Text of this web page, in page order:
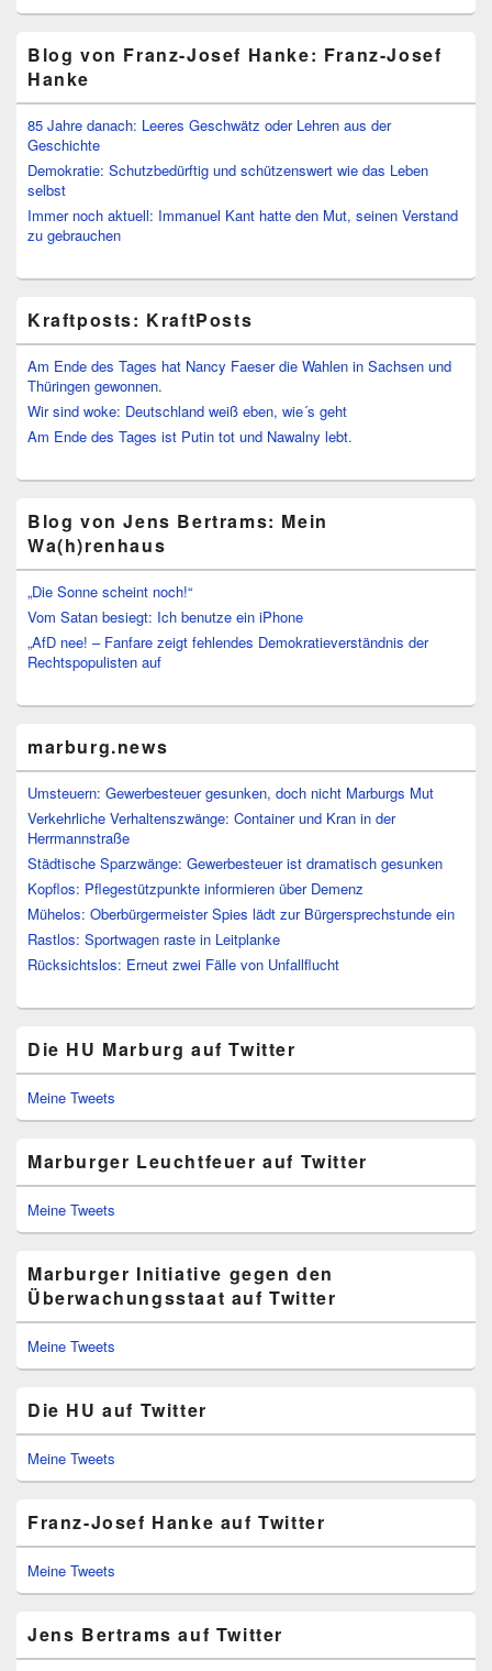
Blog von Franz-Josef Hanke: Franz-Josef
Hanke
85 Jahre danach: Leeres Geschwätz oder Lehren aus der
Geschichte
Demokratie: Schutzbedürftig und schützenswert wie das Leben
selbst
Immer noch aktuell: Immanuel Kant hatte den Mut, seinen Verstand
zu gebrauchen
Kraftposts: KraftPosts
Am Ende des Tages hat Nancy Faeser die Wahlen in Sachsen und
Thüringen gewonnen.
Wir sind woke: Deutschland weiß eben, wie´s geht
Am Ende des Tages ist Putin tot und Nawalny lebt.
Blog von Jens Bertrams: Mein
Wa(h)renhaus
„Die Sonne scheint noch!“
Vom Satan besiegt: Ich benutze ein iPhone
„AfD nee! – Fanfare zeigt fehlendes Demokratieverständnis der
Rechtspopulisten auf
marburg.news
Umsteuern: Gewerbesteuer gesunken, doch nicht Marburgs Mut
Verkehrliche Verhaltenszwänge: Container und Kran in der
Herrmannstraße
Städtische Sparzwänge: Gewerbesteuer ist dramatisch gesunken
Kopflos: Pflegestützpunkte informieren über Demenz
Mühelos: Oberbürgermeister Spies lädt zur Bürgersprechstunde ein
Rastlos: Sportwagen raste in Leitplanke
Rücksichtslos: Erneut zwei Fälle von Unfallflucht
Die HU Marburg auf Twitter
Meine Tweets
Marburger Leuchtfeuer auf Twitter
Meine Tweets
Marburger Initiative gegen den
Überwachungsstaat auf Twitter
Meine Tweets
Die HU auf Twitter
Meine Tweets
Franz-Josef Hanke auf Twitter
Meine Tweets
Jens Bertrams auf Twitter